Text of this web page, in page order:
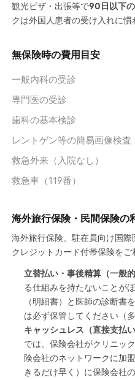
観光ビザ・出張等で90日以下
クは外国人患者の受け入れに
無保険時の費用目安
一般内科の受診
専門医の受診
歯科の基本検診
レントゲン等の簡易画像検査
救急外来（入院なし）
救急車（119番）
海外旅行保険・民間保険の
海外旅行保険、駐在員向け国
クレジットカード付帯保険をご
立替払い・事後精算（一般的
る仕組みを持たないことが
（明細書）と医師の診断書
は必ず保管してください（
キャッシュレス（直接支払い
では、保険会社がクリニッ
険会社のネットワークに加
きるだけ早く）に保険会社